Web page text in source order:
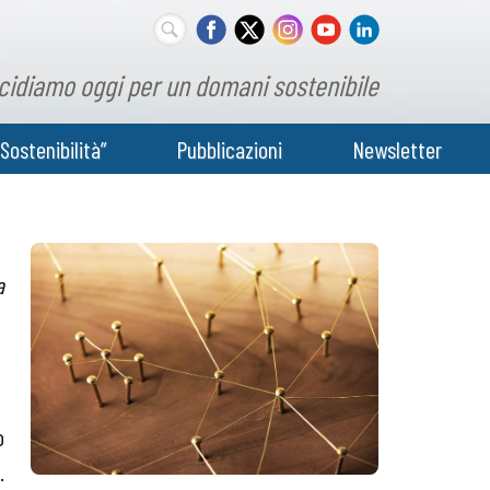
oggi per un domani sostenibile
Pubblicazioni Newsletter